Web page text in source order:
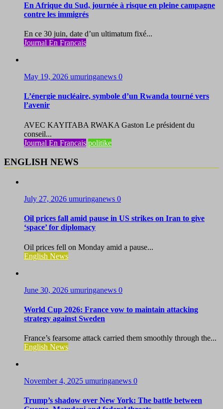
En Afrique du Sud, journée à risque en pleine campagne
contre les immigrés
En ce 30 juin, date d’un ultimatum fixé...
Journal En Francais
May 19, 2026 umuringanews 0
L’énergie nucléaire, symbole d’un Rwanda tourné vers
l’avenir
AVEC KAYITABA RWAKA Gaston Le président du
conseil...
Journal En Francais politike
ENGLISH NEWS
July 27, 2026 umuringanews 0
Oil prices fall amid pause in US strikes on Iran to give
‘space’ for diplomacy
Oil prices fell on Monday amid a pause...
English News
June 30, 2026 umuringanews 0
World Cup 2026: France vow to maintain attacking
strategy against Sweden
France’s fearsome attack carried them smoothly through the...
English News
November 4, 2025 umuringanews 0
Trump’s shadow over New York: The battle between